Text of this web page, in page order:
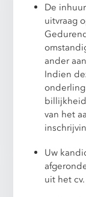
De
uitvraag
ander
Indien
van het
Uw
uit het cv.